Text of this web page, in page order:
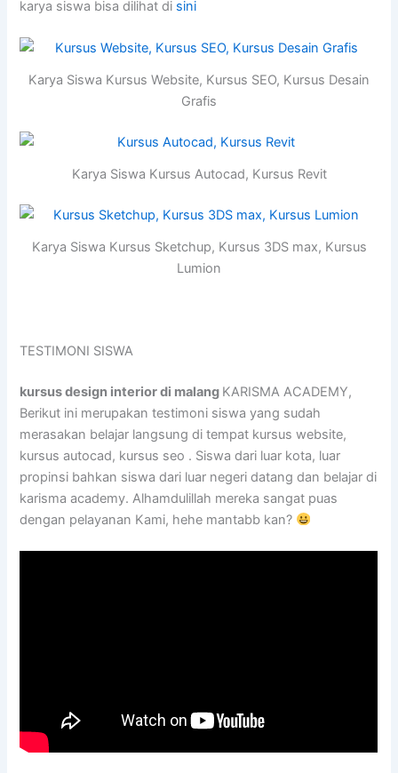
karya siswa bisa dilihat di sini
Karya Siswa Kursus Website, Kursus SEO, Kursus Desain
Grafis
Karya Siswa Kursus Autocad, Kursus Revit
Karya Siswa Kursus Sketchup, Kursus 3DS max, Kursus
Lumion
TESTIMONI SISWA
kursus design interior di malang KARISMA ACADEMY,
Berikut ini merupakan testimoni siswa yang sudah
merasakan belajar langsung di tempat kursus website,
kursus autocad, kursus seo . Siswa dari luar kota, luar
propinsi bahkan siswa dari luar negeri datang dan belajar di
karisma academy. Alhamdulillah mereka sangat puas
dengan pelayanan Kami, hehe mantabb kan?